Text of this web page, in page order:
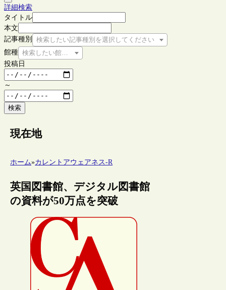
詳細検索
タイトル
本文
記事種別
検索したい記事種別を選択してください
館種 検索したい館種を選択してください
投稿日
～
検索
現在地
ホーム»カレントアウェアネス-R
英国図書館、デジタル図書館
の資料が50万点を突破